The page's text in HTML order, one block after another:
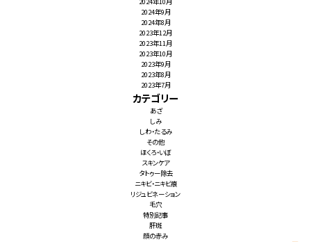
2024年9月
2024年8月
2023年12月
2023年11月
2023年10月
2023年9月
2023年8月
2023年7月
カテゴリー
あざ
しみ
しわ・たるみ
その他
ほくろ・いぼ
スキンケア
タトゥー除去
ニキビ・ニキビ痕
リジュビネーション
毛穴
特別記事
肝斑
顔の赤み